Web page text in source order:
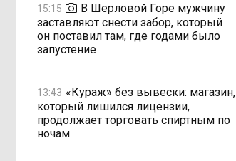
15:15
В Шерловой Горе мужчину
заставляют снести забор, который
он поставил там, где годами было
запустение
13:43 «Кураж» без вывески: магазин,
который лишился лицензии,
продолжает торговать спиртным по
ночам